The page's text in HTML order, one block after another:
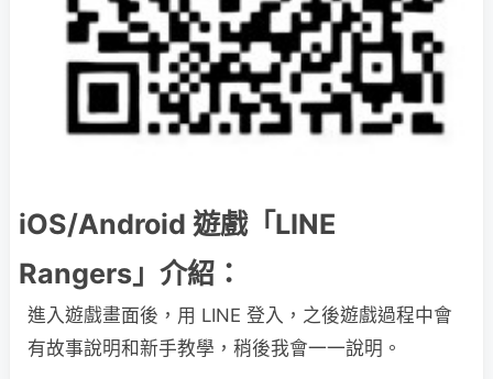
iOS/Android 遊戲「LINE
Rangers」介紹：
進入遊戲畫面後，用 LINE 登入，之後遊戲過程中會
有故事說明和新手教學，稍後我會一一說明。